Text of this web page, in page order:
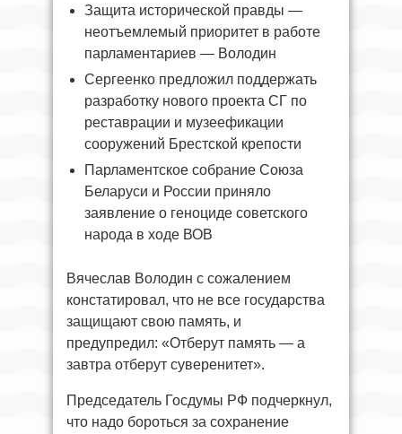
Защита исторической правды —
неотъемлемый приоритет в работе
парламентариев — Володин
Сергеенко предложил поддержать
разработку нового проекта СГ по
реставрации и музеефикации
сооружений Брестской крепости
Парламентское собрание Союза
Беларуси и России приняло
заявление о геноциде советского
народа в ходе ВОВ
Вячеслав Володин с сожалением
констатировал, что не все государства
защищают свою память, и
предупредил: «Отберут память — а
завтра отберут суверенитет».
Председатель Госдумы РФ подчеркнул,
что надо бороться за сохранение